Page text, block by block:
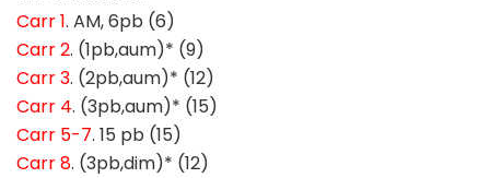
Carr 1. AM, 6pb (6)
Carr 2. (1pb,aum)* (9)
Carr 3. (2pb,aum)* (12)
Carr 4. (3pb,aum)* (15)
Carr 5-7. 15 pb (15)
Carr 8. (3pb,dim)* (12)